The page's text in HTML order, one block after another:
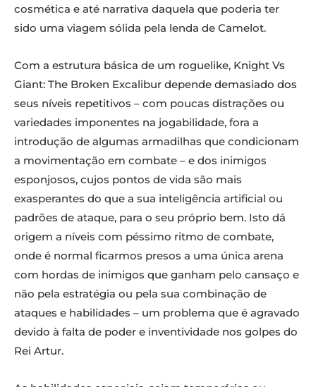
cosmética e até narrativa daquela que poderia ter
sido uma viagem sólida pela lenda de Camelot.
Com a estrutura básica de um roguelike, Knight Vs
Giant: The Broken Excalibur depende demasiado dos
seus níveis repetitivos – com poucas distrações ou
variedades imponentes na jogabilidade, fora a
introdução de algumas armadilhas que condicionam
a movimentação em combate – e dos inimigos
esponjosos, cujos pontos de vida são mais
exasperantes do que a sua inteligência artificial ou
padrões de ataque, para o seu próprio bem. Isto dá
origem a níveis com péssimo ritmo de combate,
onde é normal ficarmos presos a uma única arena
com hordas de inimigos que ganham pelo cansaço e
não pela estratégia ou pela sua combinação de
ataques e habilidades – um problema que é agravado
devido à falta de poder e inventividade nos golpes do
Rei Artur.